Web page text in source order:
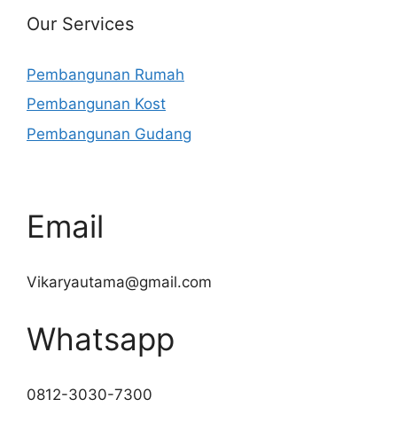
Our Services
Pembangunan Rumah
Pembangunan Kost
Pembangunan Gudang
Email
Vikaryautama@gmail.com
Whatsapp
0812-3030-7300